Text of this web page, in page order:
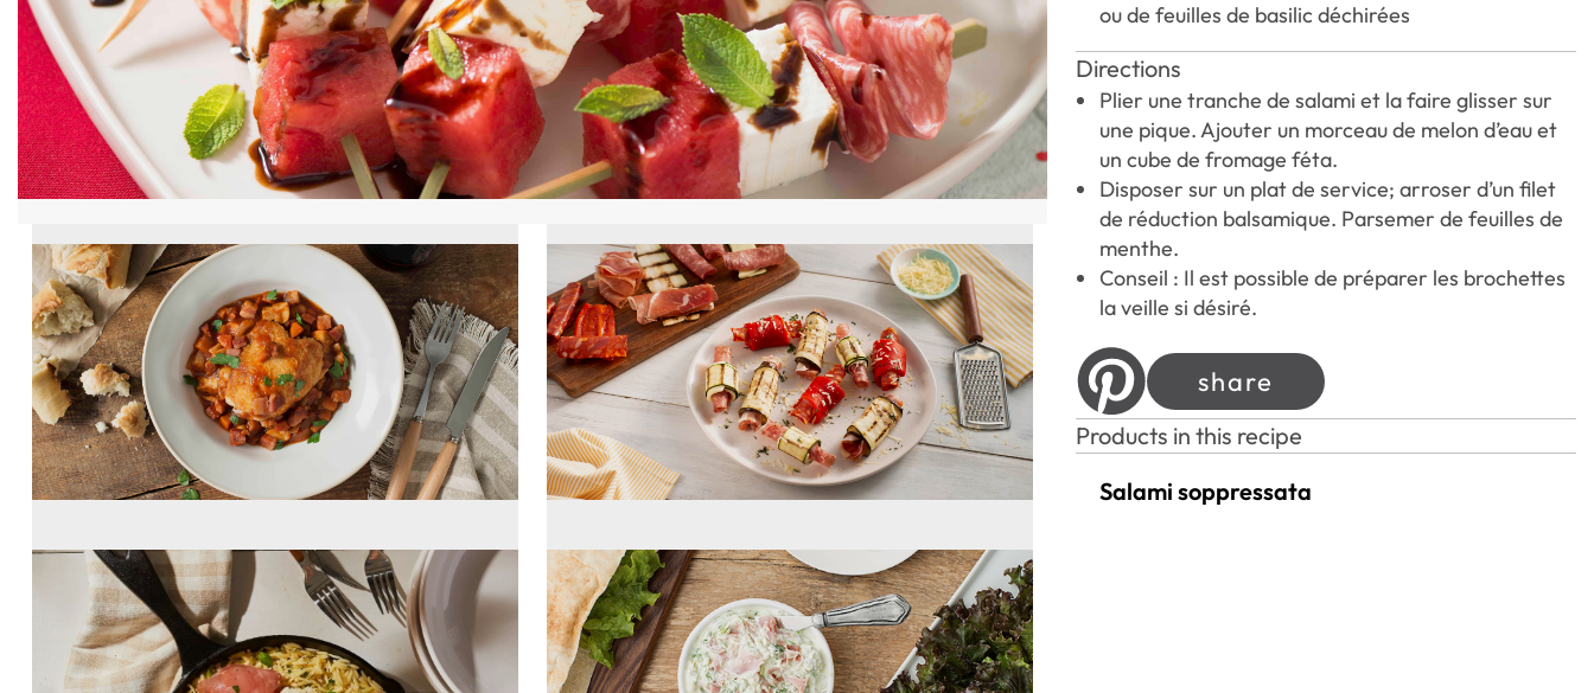
ou de feuilles de basilic déchirées
Directions
Plier une tranche de salami et la faire glisser sur
une pique. Ajouter un morceau de melon d’eau et
un cube de fromage féta.
Disposer sur un plat de service; arroser d’un filet
de réduction balsamique. Parsemer de feuilles de
menthe.
Conseil : Il est possible de préparer les brochettes
la veille si désiré.
share
Products in this recipe
Salami soppressata